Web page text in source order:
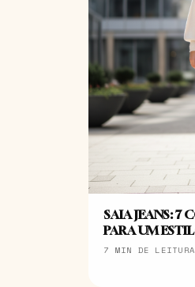
SAIA JEANS: 7
PARA UM
7 MIN DE LEITURA